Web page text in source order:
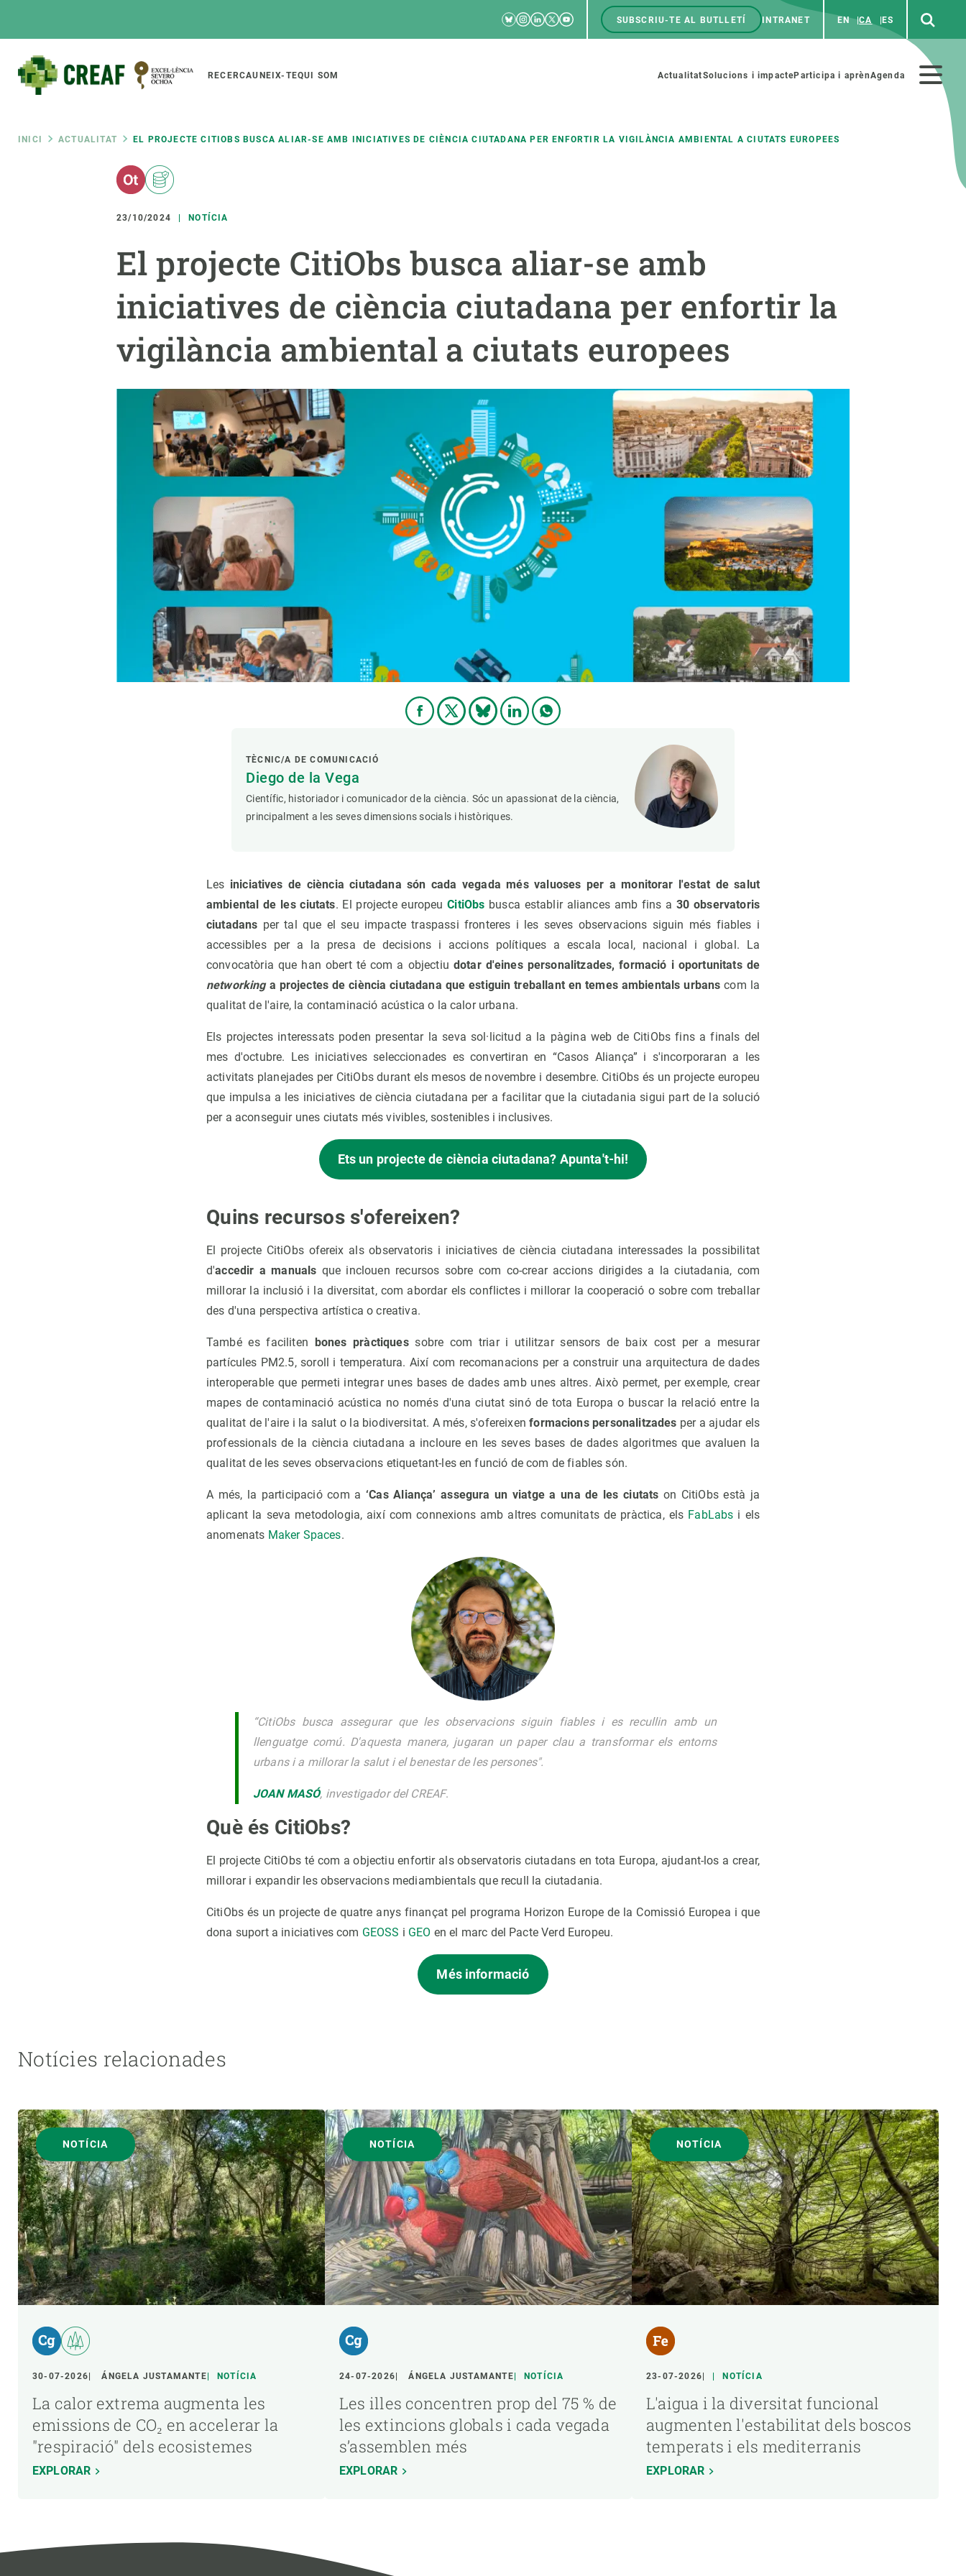
RRSS
Bluesky
Instagram
Linkedin
TwitterYoutube
Menú
SUBSCRIU-TE AL BUTLLETÍ INTRANET EN CA ES
Main
navigation
RECERCAUNEIX-TEQUI SOM
Menú
secundario
ActualitatSolucions i impacteParticipa i aprènAgenda
Fil
d'ariadna
INICI ACTUALITAT EL PROJECTE CITIOBS BUSCA ALIAR-SE AMB INICIATIVES DE CIÈNCIA CIUTADANA PER ENFORTIR LA VIGILÀNCIA AMBIENTAL A CIUTATS EUROPEES
23/10/2024 NOTÍCIA
El projecte CitiObs busca aliar-se amb
iniciatives de ciència ciutadana per enfortir la
vigilància ambiental a ciutats europees
TÈCNIC/A DE COMUNICACIÓ
Diego de la Vega
Científic, historiador i comunicador de la ciència. Sóc un apassionat de la ciència,
principalment a les seves dimensions socials i històriques.
Les iniciatives de ciència ciutadana són cada vegada més valuoses per a monitorar l'estat de salut
ambiental de les ciutats. El projecte europeuCitiObs busca establir aliances amb fins a30 observatoris
ciutadans per tal que el seu impacte traspassi fronteres i les seves observacions siguin més fiables i
accessibles per a la presa de decisions i accions polítiques a escala local, nacional i global. La
convocatòria que han obert té com a objectiu dotar d'eines personalitzades, formació i oportunitats de
networking a projectes de ciència ciutadana que estiguin treballant en temes ambientals urbans com la
qualitat de l'aire, la contaminació acústica o la calor urbana.
Els projectes interessats poden presentar la seva sol·licitud a la pàgina web de CitiObs fins a finals del
mes d'octubre. Les iniciatives seleccionades es convertiran en “Casos Aliança” i s'incorporaran a les
activitats planejades per CitiObs durant els mesos de novembre i desembre. CitiObs és un projecte europeu
que impulsa a les iniciatives de ciència ciutadana per a facilitar que la ciutadania sigui part de la solució
per a aconseguir unes ciutats més vivibles, sostenibles i inclusives.
Ets un projecte de ciència ciutadana? Apunta't-hi!
Quins recursos s'ofereixen?
El projecte CitiObs ofereix als observatoris i iniciatives de ciència ciutadana interessades la possibilitat
d'accedir a manuals que inclouen recursos sobre com co-crear accions dirigides a la ciutadania, com
millorar la inclusió i la diversitat, com abordar els conflictes i millorar la cooperació o sobre com treballar
des d'una perspectiva artística o creativa.
També es faciliten bones pràctiquessobre com triar i utilitzar sensors de baix cost per a mesurar
partícules PM2.5, soroll i temperatura. Així com recomanacions per a construir una arquitectura de dades
interoperable que permeti integrar unes bases de dades amb unes altres. Això permet, per exemple, crear
mapes de contaminació acústica no només d'una ciutat sinó de tota Europa o buscar la relació entre la
qualitat de l'aire i la salut o la biodiversitat. A més, s'ofereixenformacions personalitzades per a ajudar els
professionals de la ciència ciutadana a incloure en les seves bases de dades algoritmes que avaluen la
qualitat de les seves observacions etiquetant-les en funció de com de fiables són.
A més, la participació com a‘Cas Aliança’ assegura un viatge a una de les ciutats on CitiObs està ja
aplicant la seva metodologia, així com connexions amb altres comunitats de pràctica, els FabLabs i els
anomenats Maker Spaces.
“CitiObs busca assegurar que les observacions siguin fiables i es recullin amb un
llenguatge comú. D'aquesta manera, jugaran un paper clau a transformar els entorns
urbans i a millorar la salut i el benestar de les persones".
JOAN MASÓ, investigador del CREAF.
Què és CitiObs?
El projecte CitiObs té com a objectiu enfortir als observatoris ciutadans en tota Europa, ajudant-los a crear,
millorar i expandir les observacions mediambientals que recull la ciutadania.
CitiObs és un projecte de quatre anys finançat pel programa Horizon Europe de la Comissió Europea i que
dona suport a iniciatives com GEOSS i GEO en el marc del Pacte Verd Europeu.
Més informació
Notícies relacionades
NOTÍCIA
30-07-2026 ÁNGELA JUSTAMANTE NOTÍCIA
La calor extrema augmenta les
emissions de CO₂ en accelerar la
"respiració" dels ecosistemes
EXPLORAR
NOTÍCIA
24-07-2026 ÁNGELA JUSTAMANTE NOTÍCIA
Les illes concentren prop del 75 % de
les extincions globals i cada vegada
s’assemblen més
EXPLORAR
NOTÍCIA
23-07-2026 NOTÍCIA
L'aigua i la diversitat funcional
augmenten l'estabilitat dels boscos
temperats i els mediterranis
EXPLORAR
Featured
responsive
Responsive
menu
SOBRE NOSALTRES
Organització institucional
Infraestructures
Equitat, Diversitat i Inclusió (EDI)
Ciència oberta i gestió del coneixement
Biodiversitat
Funcionament dels ecosistemes
Temes transversals
Synthesis Actions
Solucions
Política i gestió
Oportunitats acadèmiques
Demana la teva beca ERC
Programa de màsters i doctorat
Vine de visitant o sabàtic
Desenvolupament de carrera
Seminaris i activitats internes
T’oferim formació
Fes ciència amb nosaltres
COL·LABORA Notícies
Observació de la terra